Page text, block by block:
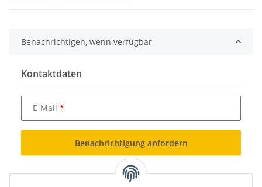
Benachrichtigen, wenn verfügbar
Kontaktdaten
E-Mail
Benachrichtigung anfordern